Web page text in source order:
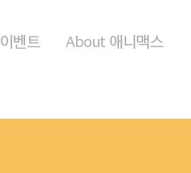
이벤트 About 애니맥스